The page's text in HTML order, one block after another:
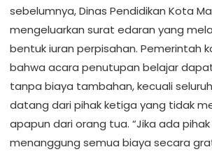
sebelumnya, Dinas Pendidikan Kota
mengeluarkan surat edaran yang
bentuk iuran perpisahan. Pemerintah
bahwa acara penutupan belajar
tanpa biaya tambahan, kecuali
datang dari pihak ketiga yang tidak
apapun dari orang tua. “Jika ada
menanggung semua biaya secara